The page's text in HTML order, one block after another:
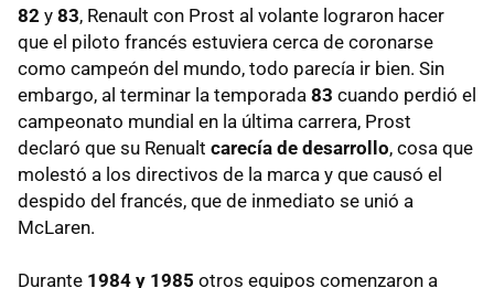
82 y 83, Renault con Prost al volante lograron hacer
que el piloto francés estuviera cerca de coronarse
como campeón del mundo, todo parecía ir bien. Sin
embargo, al terminar la temporada 83 cuando perdió el
campeonato mundial en la última carrera, Prost
declaró que su Renualt carecía de desarrollo, cosa que
molestó a los directivos de la marca y que causó el
despido del francés, que de inmediato se unió a
McLaren.
Durante 1984 y 1985 otros equipos comenzaron a